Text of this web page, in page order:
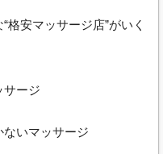
格安マッサージ店”がいく
サージ
ないマッサージ